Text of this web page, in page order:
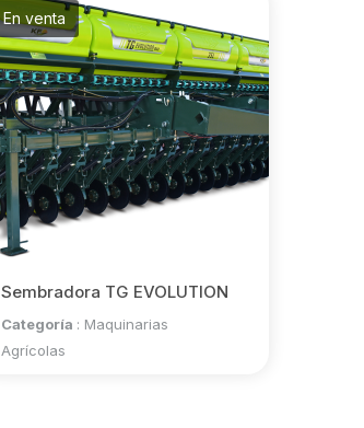
En venta
Sembradora TG EVOLUTION
Categoría : Maquinarias
Agrícolas